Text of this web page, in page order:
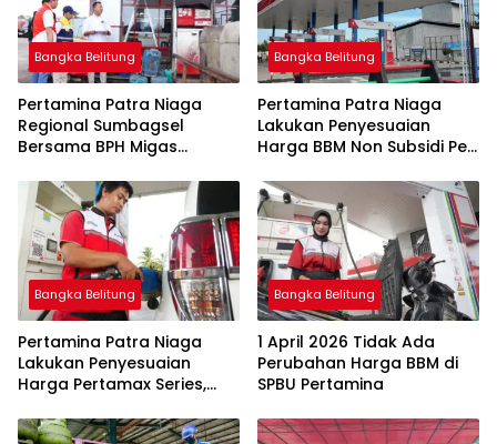
Bangka Belitung
Pertamina Patra Niaga
Regional Sumbagsel
Bersama BPH Migas
Penyaluran BBM Subsidi
bagi Nelayan melalui
Aplikasi XSTAR
Bangka Belitung
Pertamina Patra Niaga
Lakukan Penyesuaian
Harga BBM Non Subsidi Per
Bangka Belitung
Pertamina Patra Niaga
Lakukan Penyesuaian
Harga Pertamax Series,
Subsidi Tetap
Bangka Belitung
1 April 2026 Tidak Ada
Perubahan Harga BBM di
SPBU Pertamina